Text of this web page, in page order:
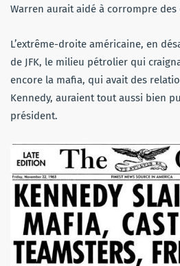
Warren aurait aidé à corrompre des
L’extrême-droite américaine, en
de JFK, le milieu pétrolier qui
encore la mafia, qui avait des
Kennedy, auraient tout aussi bien
président.